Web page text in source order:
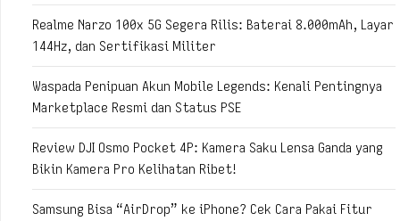
Realme Narzo 100x 5G Segera Rilis: Baterai 8.000mAh, Layar
144Hz, dan Sertifikasi Militer
Waspada Penipuan Akun Mobile Legends: Kenali Pentingnya
Marketplace Resmi dan Status PSE
Review DJI Osmo Pocket 4P: Kamera Saku Lensa Ganda yang
Bikin Kamera Pro Kelihatan Ribet!
Samsung Bisa “AirDrop” ke iPhone? Cek Cara Pakai Fitur